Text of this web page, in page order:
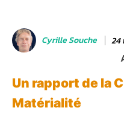
Cyrille Souche 24
Un rapport de la
Matérialité